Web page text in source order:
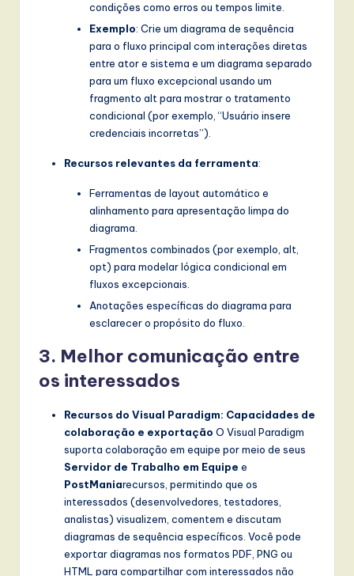
condições como erros ou tempos limite.
Exemplo: Crie um diagrama de sequência
para o fluxo principal com interações diretas
entre ator e sistema e um diagrama separado
para um fluxo excepcional usando um
fragmento alt para mostrar o tratamento
condicional (por exemplo, “Usuário insere
credenciais incorretas”).
Recursos relevantes da ferramenta:
Ferramentas de layout automático e
alinhamento para apresentação limpa do
diagrama.
Fragmentos combinados (por exemplo, alt,
opt) para modelar lógica condicional em
fluxos excepcionais.
Anotações específicas do diagrama para
esclarecer o propósito do fluxo.
3. Melhor comunicação entre
os interessados
Recursos do Visual Paradigm: Capacidades de
colaboração e exportação O Visual Paradigm
suporta colaboração em equipe por meio de seus
Servidor de Trabalho em Equipe e
PostManiarecursos, permitindo que os
interessados (desenvolvedores, testadores,
analistas) visualizem, comentem e discutam
diagramas de sequência específicos. Você pode
exportar diagramas nos formatos PDF, PNG ou
HTML para compartilhar com interessados não